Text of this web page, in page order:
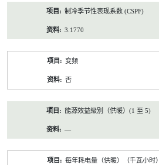
制冷季节性表现系数 (CSPF)
3.1770
变频
否
能源效益級別（供暖）(1 至 5)
—
每年耗电量（供暖）（千瓦小时）